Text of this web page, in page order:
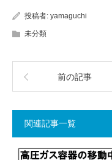
投稿者: yamaguchi
未分類
前の記事
関連記事一覧